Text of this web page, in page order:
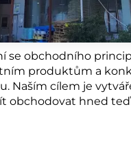
se obchodního
produktům a
Naším cílem je
obchodovat hned